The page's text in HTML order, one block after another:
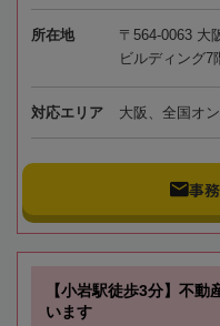
所在地
〒564-0063 大
ビルディング7
対応エリア 大阪、全国オ
事
【小岩駅徒歩3分】不
います